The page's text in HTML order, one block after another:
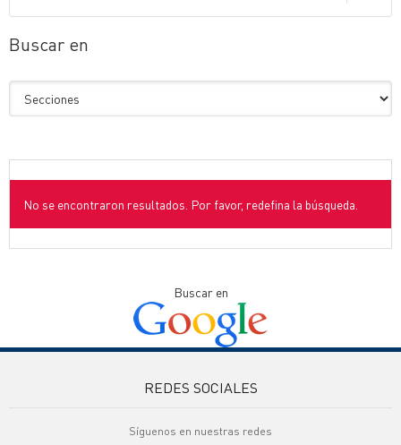
Buscar en
No se encontraron resultados. Por favor, redefina la búsqueda.
Buscar en
REDES SOCIALES
Síguenos en nuestras redes